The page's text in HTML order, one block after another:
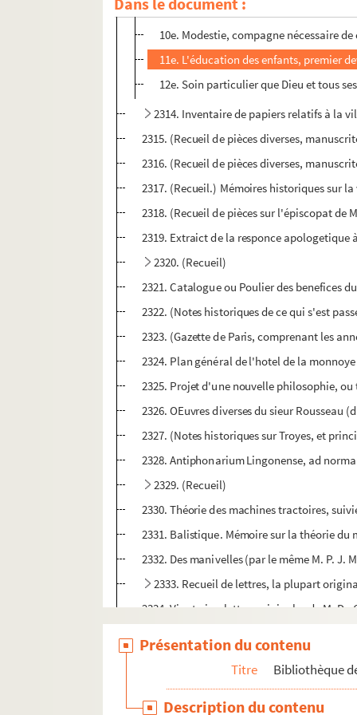
9e. Humilité et charité, premières
10e. Modestie, compagne nécessaire de
11e. L'éducation des enfants, premier
12e. Soin particulier que Dieu et tous
2314. Inventaire de papiers relatifs à la
2315. (Recueil de pièces diverses,
2316. (Recueil de pièces diverses,
2317. (Recueil.) Mémoires historiques sur
2318. (Recueil de pièces sur l'épiscopat de
2319. Extraict de la responce apologetique
2320. (Recueil)
2321. Catalogue ou Poulier des benefices
2322. (Notes historiques de ce qui s'est
2323. (Gazette de Paris, comprenant les
2324. Plan général de l'hotel de la
2325. Projet d'une nouvelle philosophie,
2326. OEuvres diverses du sieur Rousseau
2327. (Notes historiques sur Troyes, et
2328. Antiphonarium Lingonense, ad
2329. (Recueil)
2330. Théorie des machines tractoires,
2331. Balistique. Mémoire sur la théorie
2332. Des manivelles (par le même M. P. J.
2333. Recueil de lettres, la plupart
2334. Vingt-cinq lettres originales de M. Du
2338. 11 lettres signées, frere Nicolas,
Présentation du contenu
Titre Bibliothèque
Description du contenu